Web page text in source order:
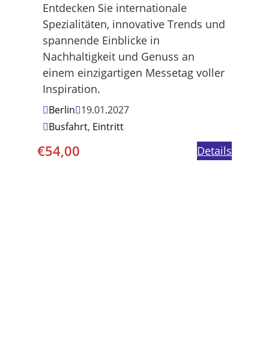
Entdecken Sie internationale
Spezialitäten, innovative Trends und
spannende Einblicke in
Nachhaltigkeit und Genuss an
einem einzigartigen Messetag voller
Inspiration.
Berlin 19.01.2027
Busfahrt, Eintritt
€54,00 Details